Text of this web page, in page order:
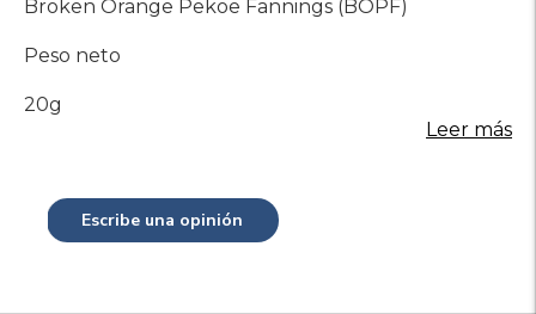
Broken Orange Pekoe Fannings (BOPF)
Peso neto
20g
Leer más
Escribe una opinión